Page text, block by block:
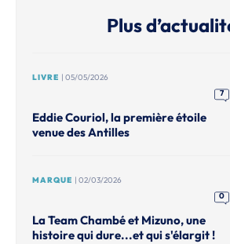
Plus
LIVRE | 05/05/2026
7
Eddie Couriol, la première étoile
venue des Antilles
MARQUE | 02/03/2026
0
La Team Chambé et Mizuno, une
histoire qui dure...et qui s'élargit !